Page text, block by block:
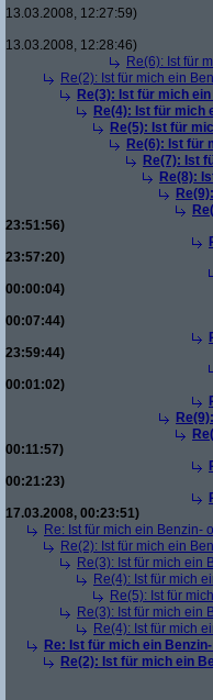
13.03.2008, 12:27:59)
13.03.2008, 12:28:46)
Re(6): Ist für
Re(2): Ist für mich ein
Re(3): Ist für mich
Re(4): Ist für mich
Re(5): Ist für
Re(6): Ist für
Re(7): Ist
Re(8):
23:51:56)
23:57:20)
00:00:04)
00:07:44)
23:59:44)
00:01:02)
00:11:57)
00:21:23)
17.03.2008, 00:23:51)
Re: Ist für mich ein Benzin-
Re(2): Ist für mich ein
Re(3): Ist für mich ein
Re(4): Ist für mich
Re(5): Ist für
Re(3): Ist für mich ein
Re(4): Ist für mich
Re: Ist für mich ein
Re(2): Ist für mich ein